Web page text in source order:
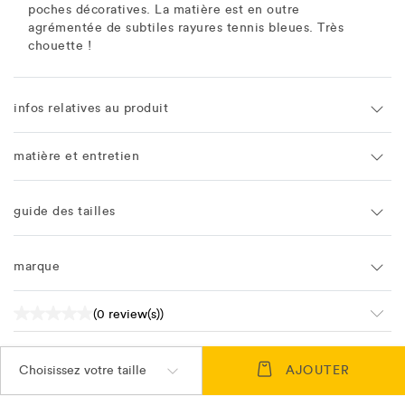
poches décoratives. La matière est en outre
agrémentée de subtiles rayures tennis bleues. Très
chouette !
infos relatives au produit
matière et entretien
guide des tailles
marque
(0 review(s))
Choisissez votre taille AJOUTER